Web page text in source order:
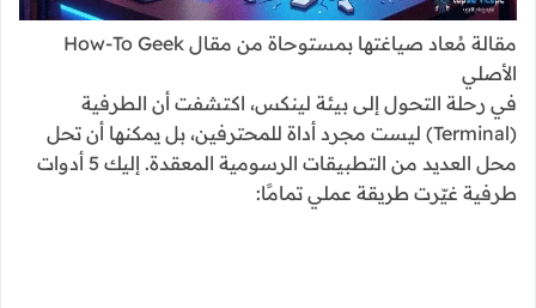
مقالة مُعاد صياغتها بمستوحاة من مقال How-To Geek
الأصلي
في رحلة التحول إلى بيئة لينكس، اكتشفت أن الطرفية
(Terminal) ليست مجرد أداة للمحترفين، بل يمكنها أن تحل
محل العديد من التطبيقات الرسومية المعقدة. إليك 5 أدوات
طرفية غيّرت طريقة عملي تمامًا: